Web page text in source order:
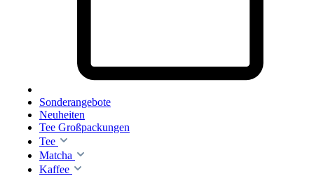
Sonderangebote
Neuheiten
Tee Großpackungen
Tee
Matcha
Kaffee